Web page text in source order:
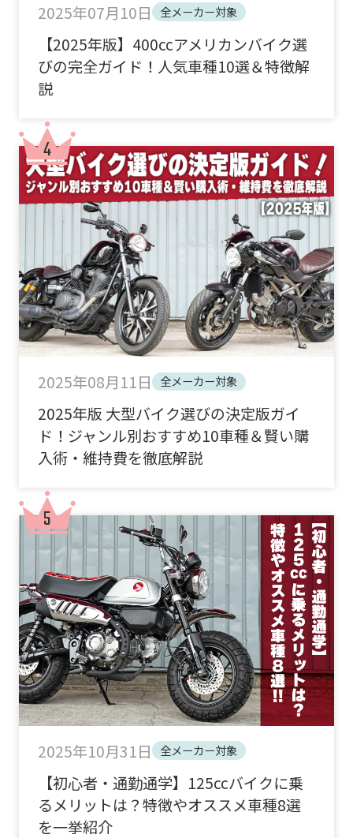
2025年07月10日 全メーカー対象
【2025年版】400ccアメリカンバイク選
びの完全ガイド！人気車種10選＆特徴解
説
2025年08月11日 全メーカー対象
2025年版 大型バイク選びの決定版ガイ
ド！ジャンル別おすすめ10車種＆賢い購
入術・維持費を徹底解説
2025年10月31日 全メーカー対象
【初心者・通勤通学】125ccバイクに乗
るメリットは？特徴やオススメ車種8選
を一挙紹介